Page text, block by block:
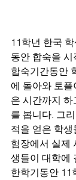
11학년 한국
동안 합숙을 시
합숙기간동안
에 돌아와 토
은 시간까지
를 봅니다. 그
적을 얻은 학
험장에서 실제
생들이 대학에
한학기동안 11